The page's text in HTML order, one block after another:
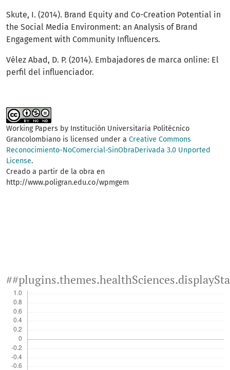
Skute, I. (2014). Brand Equity and Co-Creation Potential in
the Social Media Environment: an Analysis of Brand
Engagement with Community Influencers.
Vélez Abad, D. P. (2014). Embajadores de marca online: El
perfil del influenciador.
Working Papers by Institución Universitaria Politécnico
Grancolombiano is licensed under a Creative Commons
Reconocimiento-NoComercial-SinObraDerivada 3.0 Unported
License.
Creado a partir de la obra en
http://www.poligran.edu.co/wpmgem